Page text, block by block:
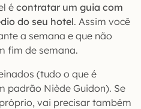
écontratar um guia com
do seu hotel. Assim você
a semana e que não
fim de semana.
(tudo o que é
padrão Niède Guidon). Se
vai precisar também